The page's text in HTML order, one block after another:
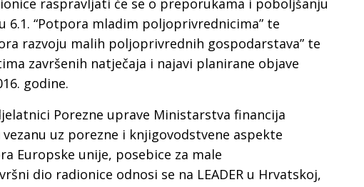
raspravljati će se o preporukama i poboljšanju
6.1. “Potpora mladim poljoprivrednicima” te
razvoju malih poljoprivrednih gospodarstava” te
završenih natječaja i najavi planirane objave
godine.
Porezne uprave Ministarstva financija
uz porezne i knjigovodstvene aspekte
Europske unije, posebice za male
dio radionice odnosi se na LEADER u Hrvatskoj,